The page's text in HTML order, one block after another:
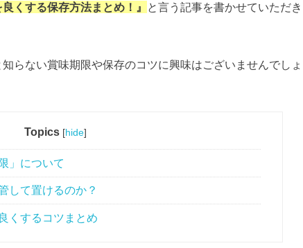
くする保存方法まとめ！』
と言う記事を書かせていただき
らない賞味期限や保存のコツに興味はございませんでしょ
Topics [hide]
」について
して置けるのか？
くするコツまとめ